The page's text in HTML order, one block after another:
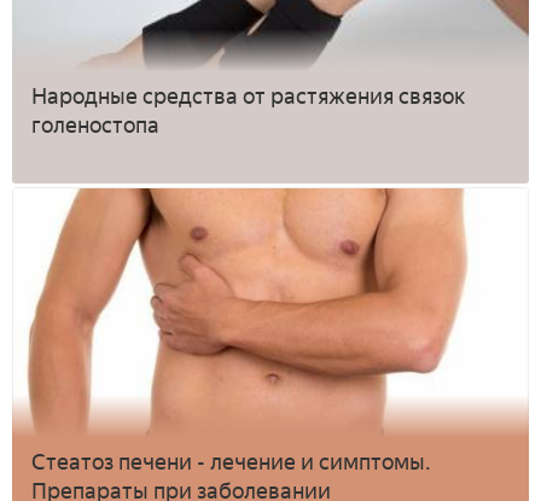
Народные средства от растяжения связок
голеностопа
Стеатоз печени - лечение и симптомы.
Препараты при заболевании